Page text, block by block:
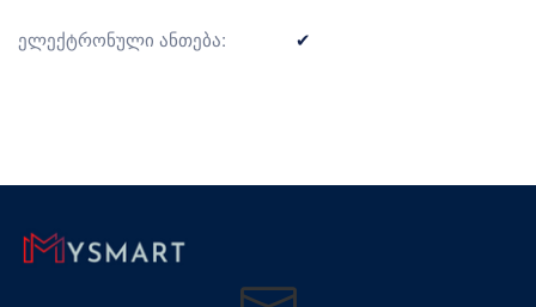
ელექტრონული ანთება: ✔